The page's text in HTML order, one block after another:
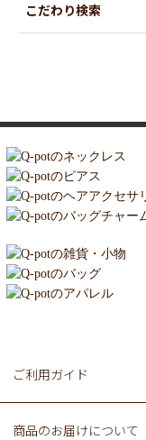
こだわり検索
ご利用ガイド
商品のお届けについて